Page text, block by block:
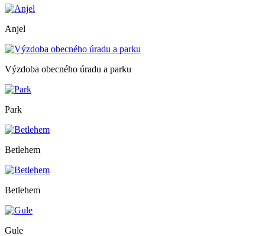
Anjel
Výzdoba obecného úradu a parku
Park
Betlehem
Betlehem
Gule